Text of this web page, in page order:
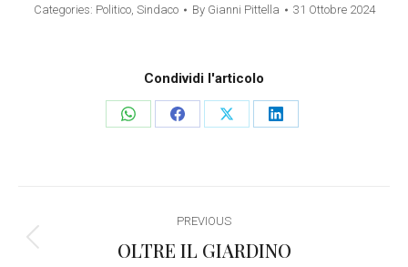
Categories: Politico, Sindaco By Gianni Pittella 31 Ottobre 2024
Condividi l'articolo
Share
Share
Share
Share
navigation
PREVIOUS
Previous
OLTRE IL GIARDINO